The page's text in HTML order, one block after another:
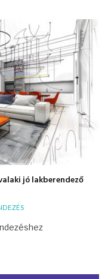
jó lakberendező